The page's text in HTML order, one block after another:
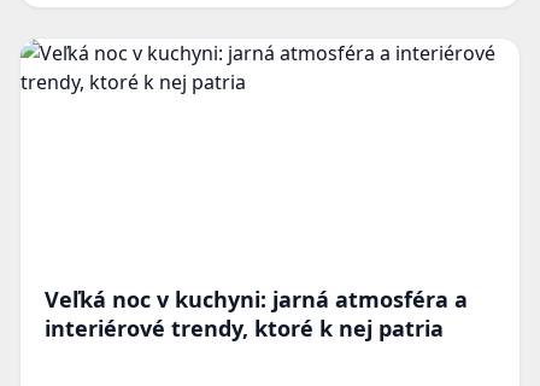
Veľká noc v kuchyni: jarná atmosféra a
interiérové trendy, ktoré k nej patria